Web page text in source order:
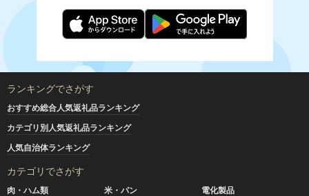
ランキングでさがす
おすすめ総合人気返礼品ランキング
カテゴリ別人気返礼品ランキング
人気自治体ランキング
カテゴリでさがす
肉・ハム類 米・パン
電化製品